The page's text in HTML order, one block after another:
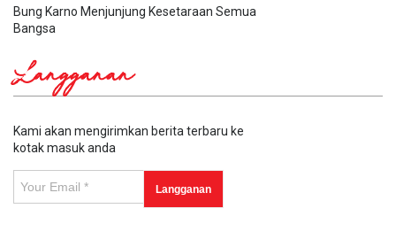
Bung Karno Menjunjung Kesetaraan Semua
Bangsa
Langganan
Kami akan mengirimkan berita terbaru ke
kotak masuk anda